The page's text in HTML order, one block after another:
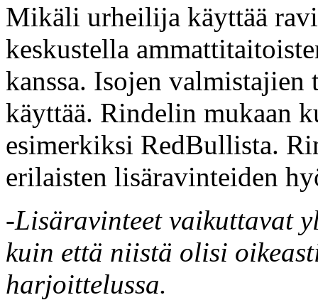
Mikäli urheilija käyttää
keskustella
kanssa. Isojen
käyttää. Rindelin mukaan
esimerkiksi RedBullista.
erilaisten lisäravinteiden
-Lisäravinteet vaikuttavat
kuin että niistä olisi
harjoittelussa.